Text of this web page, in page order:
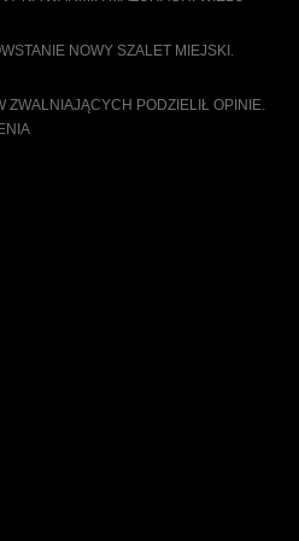
NOWY SZALET MIEJSKI.
ZWALNIAJĄCYCH PODZIELIŁ OPINIE.